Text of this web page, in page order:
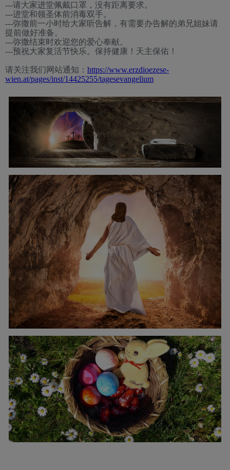
---请大家进堂佩戴口罩，没有距离要求。
---进堂和领圣体前消毒双手。
---弥撒前一小时给大家听告解，有需要办告解的弟兄姐妹请
提前做好准备。
---弥撒结束时欢迎您的爱心奉献。
---预祝大家复活节快乐。 保持健康 ！天主保佑！
请关注我们网站通知： https://www.erzdioezese-
wien.at/pages/inst/14425255/tagesevangelium